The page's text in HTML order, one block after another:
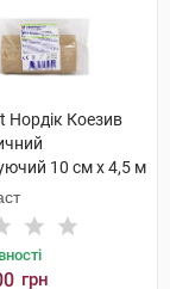
Нордік Коезив
10 см х 4,5 м
грн